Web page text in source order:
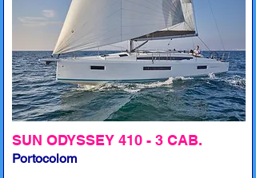
SUN ODYSSEY 410 - 3 CAB.
Portocolom